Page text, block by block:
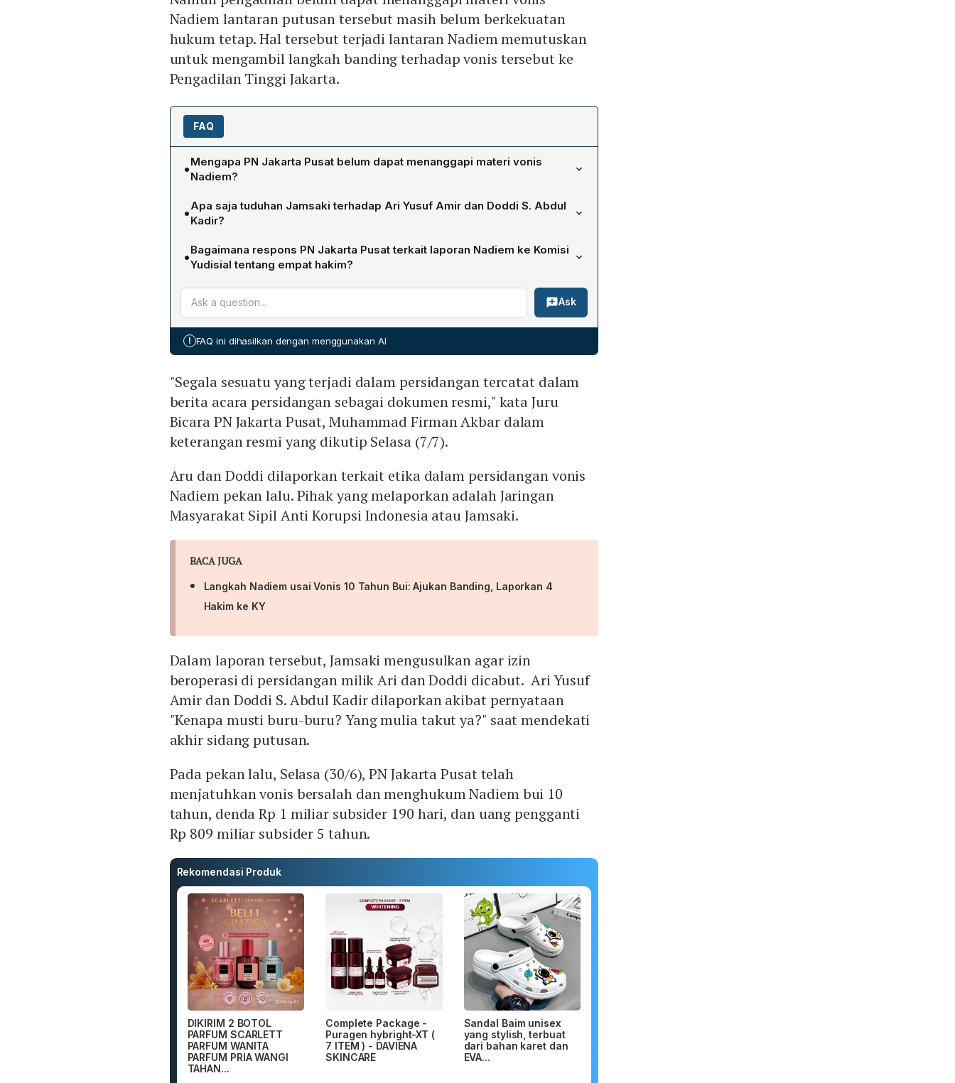
Nadiem lantaran putusan tersebut masih belum berkekuatan
hukum tetap. Hal tersebut terjadi lantaran Nadiem memutuskan
untuk mengambil langkah banding terhadap vonis tersebut ke
Pengadilan Tinggi Jakarta.
FAQ
•Mengapa PN Jakarta Pusat belum dapat menanggapi materi vonis
Nadiem?
Karena putusan vonis tersebut masih belum berkekuatan hukum tetap. Nadiem telah
mengajukan banding ke Pengadilan Tinggi Jakarta, sehingga PN Jakarta Pusat
•Apa saja tuduhan Jamsaki terhadap Ari Yusuf Amir dan Doddi S. Abdul
Kadir?
Jamsaki melaporkan dua pengacara tersebut atas pelanggaran etika persidangan,
khususnya pernyataan "Kenapa musti buru-buru? Yang mulia takut ya?" saat
mendekati akhir sidang. Jamsaki juga mengusulkan pencabutan izin beroperasi
mereka di dalam persidangan.
•Bagaimana respons PN Jakarta Pusat terkait laporan Nadiem ke Komisi
Yudisial tentang empat hakim?
PN Jakarta Pusat menyatakan tidak menanggapi materi perkara di ruang publik
demi menjaga kehormatan proses peradilan dan asas praduga tak bersalah,
meskipun Nadiem telah melaporkan hakim Purwanto S Abdullah, Sunoto, Eryusman,
Ask
! FAQ ini dihasilkan dengan menggunakan AI
"Segala sesuatu yang terjadi dalam persidangan tercatat dalam
berita acara persidangan sebagai dokumen resmi," kata Juru
Bicara PN Jakarta Pusat, Muhammad Firman Akbar dalam
keterangan resmi yang dikutip Selasa (7/7).
Aru dan Doddi dilaporkan terkait etika dalam persidangan vonis
Nadiem pekan lalu. Pihak yang melaporkan adalah Jaringan
Masyarakat Sipil Anti Korupsi Indonesia atau Jamsaki.
BACA JUGA
Langkah Nadiem usai Vonis 10 Tahun Bui: Ajukan Banding, Laporkan 4
Hakim ke KY
Dalam laporan tersebut, Jamsaki mengusulkan agar izin
beroperasi di persidangan milik Ari dan Doddi dicabut. Ari Yusuf
Amir dan Doddi S. Abdul Kadir dilaporkan akibat pernyataan
"Kenapa musti buru-buru? Yang mulia takut ya?" saat mendekati
akhir sidang putusan.
Pada pekan lalu, Selasa (30/6), PN Jakarta Pusat telah
menjatuhkan vonis bersalah dan menghukum Nadiem bui 10
tahun, denda Rp 1 miliar subsider 190 hari, dan uang pengganti
Rp 809 miliar subsider 5 tahun.
Rekomendasi Produk
DIKIRIM 2 BOTOL
PARFUM SCARLETT
PARFUM WANITA
PARFUM PRIA WANGI
TAHAN...
Complete Package -
Puragen hybright-XT (
7 ITEM ) - DAVIENA
SKINCARE
Sandal Baim unisex
yang stylish, terbuat
dari bahan karet dan
EVA...